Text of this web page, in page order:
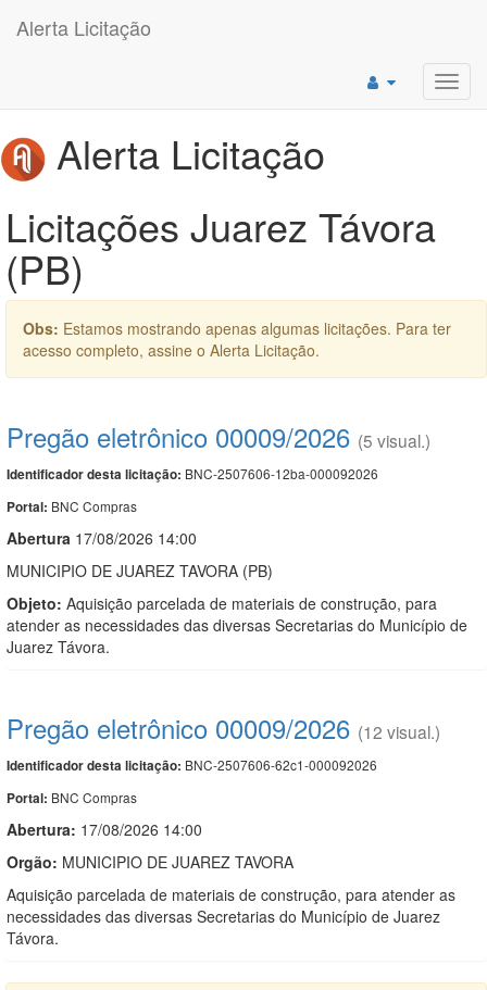
Alerta Licitação
Alerta Licitação
Licitações Juarez Távora
(PB)
Obs: Estamos mostrando apenas algumas licitações. Para ter
acesso completo, assine o Alerta Licitação.
Pregão eletrônico 00009/2026 (5 visual.)
Identificador desta licitação: BNC-2507606-12ba-000092026
Portal: BNC Compras
Abertura 17/08/2026 14:00
MUNICIPIO DE JUAREZ TAVORA (PB)
Objeto: Aquisição parcelada de materiais de construção, para
atender as necessidades das diversas Secretarias do Município de
Juarez Távora.
Pregão eletrônico 00009/2026 (12 visual.)
Identificador desta licitação: BNC-2507606-62c1-000092026
Portal: BNC Compras
Abertura: 17/08/2026 14:00
Orgão: MUNICIPIO DE JUAREZ TAVORA
Aquisição parcelada de materiais de construção, para atender as
necessidades das diversas Secretarias do Município de Juarez
Távora.